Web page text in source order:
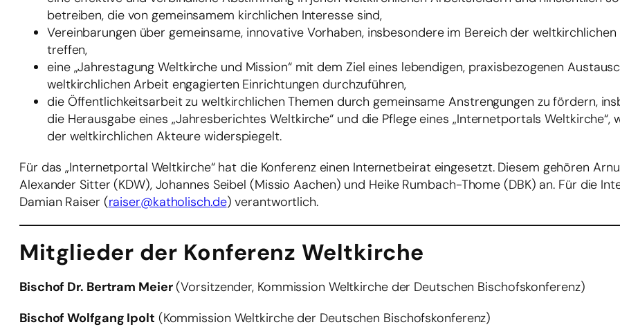
betreiben, die von gemeinsamem kirchlichen Interesse sind,
Vereinbarungen über gemeinsame, innovative Vorhaben, insbesondere im Bereich der weltkirchlichen
treffen,
eine „Jahrestagung Weltkirche und Mission“ mit dem Ziel eines lebendigen, praxisbezogenen
weltkirchlichen Arbeit engagierten Einrichtungen durchzuführen,
die Öffentlichkeitsarbeit zu weltkirchlichen Themen durch gemeinsame Anstrengungen zu fördern,
die Herausgabe eines „Jahresberichtes Weltkirche“ und die Pflege eines „Internetportals Weltkirche“,
der weltkirchlichen Akteure widerspiegelt.
Für das „Internetportal Weltkirche“ hat die Konferenz einen Internetbeirat eingesetzt. Diesem gehören
Alexander Sitter (KDW), Johannes Seibel (Missio Aachen) und Heike Rumbach-Thome (DBK) an. Für die
Damian Raiser (raiser@katholisch.de) verantwortlich.
Mitglieder der Konferenz Weltkirche
Bischof Dr. Bertram Meier(Vorsitzender, Kommission Weltkirche der Deutschen Bischofskonferenz)
Bischof Wolfgang Ipolt (Kommission Weltkirche der Deutschen Bischofskonferenz)